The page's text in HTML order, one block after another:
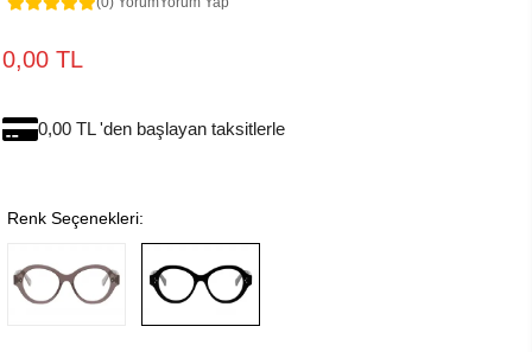
0,00 TL
0,00 TL 'den başlayan taksitlerle
Renk Seçenekleri: